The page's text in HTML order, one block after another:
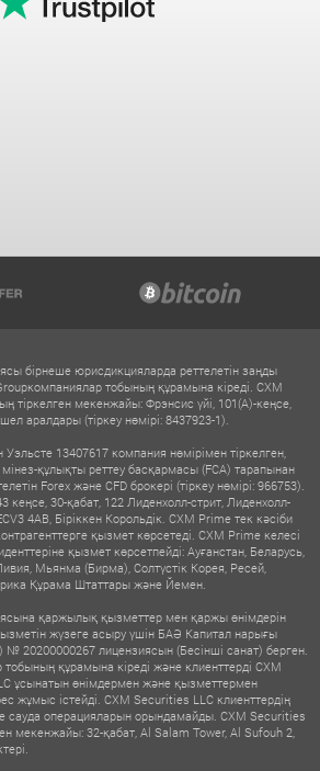
бірнеше юрисдикцияларда реттелетін заңды
тобының құрамына кіреді. CXM
тіркелген мекенжайы: Фрэнсис үйі, 101(A)-кеңсе,
аралдары (тіркеу нөмірі: 8437923-1).
13407617 компания нөмірімен тіркелген,
құлықты реттеу басқармасы (FCA) тарапынан
Forex және CFD брокері (тіркеу нөмірі: 966753).
30-қабат, 122 Лиденхолл-стрит, Лиденхолл-
4AB, Біріккен Корольдік. CXM Prime тек кәсіби
қызмет көрсетеді. CXM Prime келесі
қызмет көрсетпейді: Ауғанстан, Беларусь,
Мьянма (Бирма), Солтүстік Корея, Ресей,
Құрама Штаттары және Йемен.
қаржылық қызметтер мен қаржы өнімдерін
жүзеге асыру үшін БАӘ Капитал нарығы
№ 20200000267 лицензиясын (Бесінші санат) берген.
құрамына кіреді және клиенттерді CXM
ұсынатын өнімдермен және қызметтермен
жұмыс істейді. CXM Securities LLC клиенттердің
сауда операцияларын орындамайды. CXM Securities
мекенжайы: 32-қабат, Al Salam Tower, Al Sufouh 2,